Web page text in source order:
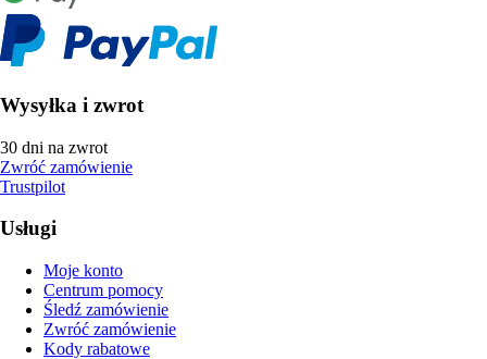
Wysyłka i zwrot
30 dni na zwrot
Zwróć zamówienie
Trustpilot
Usługi
Moje konto
Centrum pomocy
Śledź zamówienie
Zwróć zamówienie
Kody rabatowe